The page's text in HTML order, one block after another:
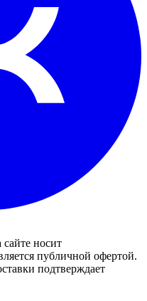
носит
публичной офертой.
подтверждает